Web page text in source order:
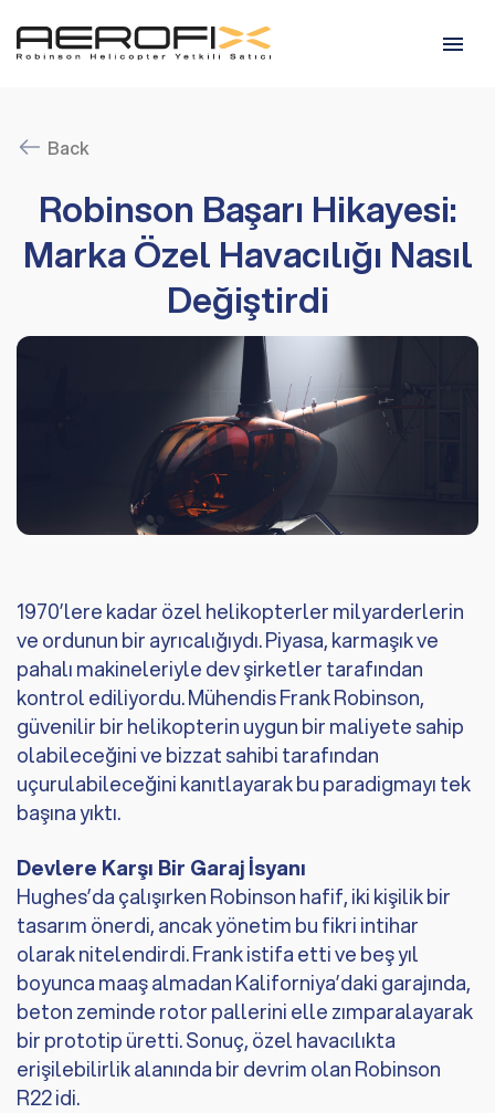
Back
Robinson Başarı Hikayesi:
Marka Özel Havacılığı Nasıl
Değiştirdi
1970’lere kadar özel helikopterler milyarderlerin
ve ordunun bir ayrıcalığıydı. Piyasa, karmaşık ve
pahalı makineleriyle dev şirketler tarafından
kontrol ediliyordu. Mühendis Frank Robinson,
güvenilir bir helikopterin uygun bir maliyete sahip
olabileceğini ve bizzat sahibi tarafından
uçurulabileceğini kanıtlayarak bu paradigmayı tek
başına yıktı.
Devlere Karşı Bir Garaj İsyanı
Hughes’da çalışırken Robinson hafif, iki kişilik bir
tasarım önerdi, ancak yönetim bu fikri intihar
olarak nitelendirdi. Frank istifa etti ve beş yıl
boyunca maaş almadan Kaliforniya’daki garajında,
beton zeminde rotor pallerini elle zımparalayarak
bir prototip üretti. Sonuç, özel havacılıkta
erişilebilirlik alanında bir devrim olan Robinson
R22 idi.